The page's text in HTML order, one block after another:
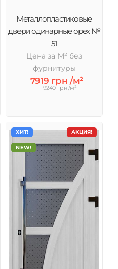
Металлопластиковые
двери одинарные орех №
51
Цена за М² без
фурнитуры
7919 грн /м²
9240 грн /м²
АКЦИЯ!
ХИТ!
NEW!